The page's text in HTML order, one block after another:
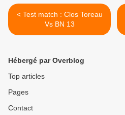
< Test match : Clos Toreau
Vs BN 13
Hébergé par Overblog
Top articles
Pages
Contact